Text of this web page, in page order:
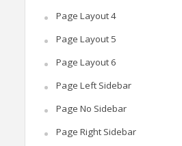
Page Layout 4
Page Layout 5
Page Layout 6
Page Left Sidebar
Page No Sidebar
Page Right Sidebar